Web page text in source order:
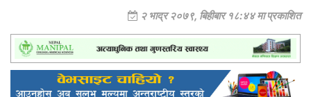
२ भाद्र २०७९, बिहीबार १८:४४ मा प्रकाशित